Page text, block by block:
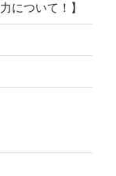
について！】